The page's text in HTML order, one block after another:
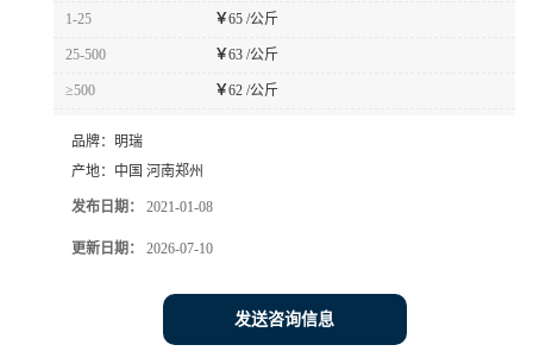
1-25 ￥65 /公斤
25-500 ￥63 /公斤
≥500 ￥62 /公斤
品牌： 明瑞
产地： 中国 河南郑州
发布日期： 2021-01-08
更新日期： 2026-07-10
发送咨询信息